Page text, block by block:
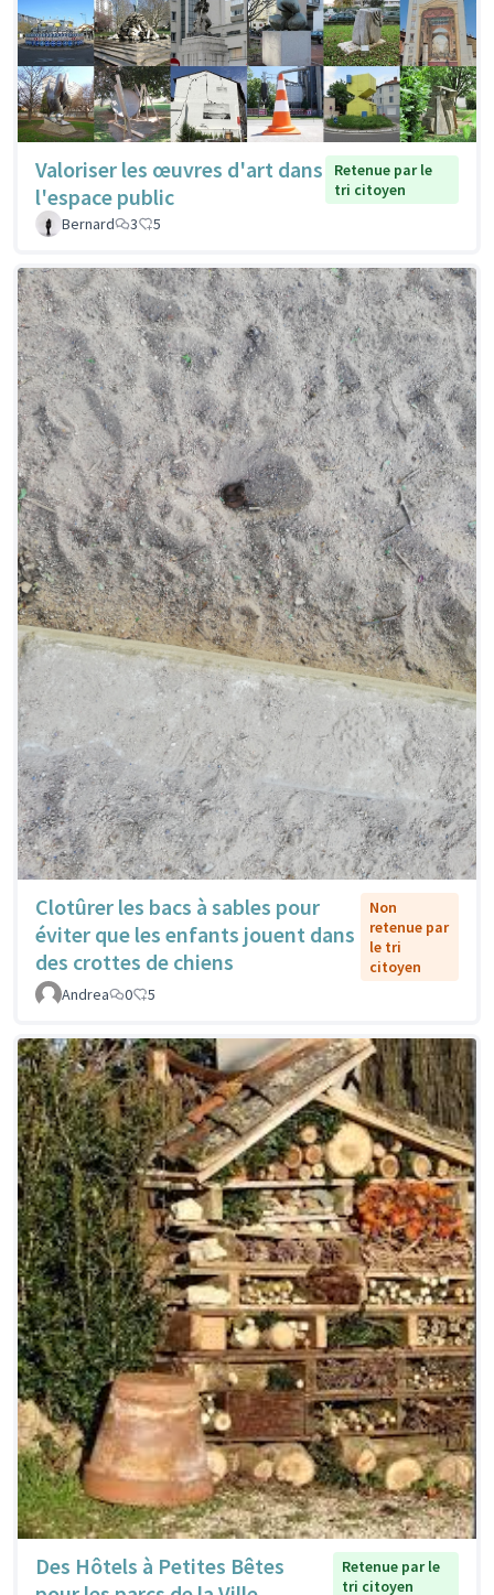
Valoriser les œuvres d'art dans
l'espace public
Retenue par le
tri citoyen
Bernard
3 5
Clotûrer les bacs à sables pour
éviter que les enfants jouent dans
des crottes de chiens
Non
retenue par
le tri
citoyen
Andrea
0 5
Des Hôtels à Petites Bêtes
Retenue par le
tri citoyen